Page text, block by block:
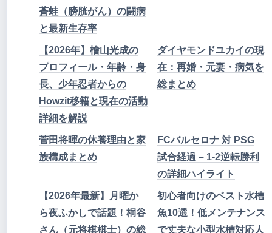
蒼蛙（膀胱がん）の闘病
と最新生存率
【2026年】檜山光成の
プロフィール・年齢・身
長、少年忍者からの
Howzit移籍と現在の活動
詳細を解説
ダイヤモンドユカイの現
在：再婚・元妻・病気を
総まとめ
菅田将暉の休養理由と家
族構成まとめ
FCバルセロナ 対 PSG
試合経過 – 1-2逆転勝利
の詳細ハイライト
【2026年最新】月曜か
ら夜ふかしで話題！桐谷
さん（元将棋棋士）の総
初心者向けのベスト水槽
魚10選！低メンテナンス
で丈夫な小型水槽対応人